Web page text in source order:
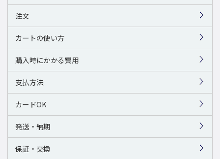
注文
カートの使い方
購入時にかかる費用
支払方法
カードOK
発送・納期
保証・交換